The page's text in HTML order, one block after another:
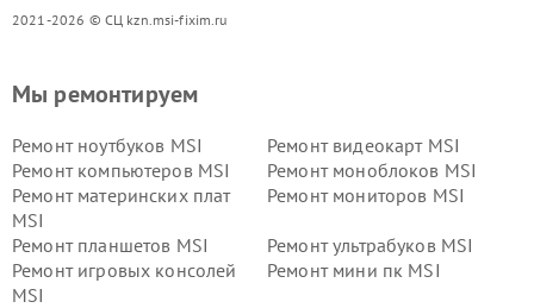
2021-2026 © СЦ kzn.msi-fixim.ru
Мы ремонтируем
Ремонт ноутбуков MSI
Ремонт видеокарт MSI
Ремонт компьютеров MSI
Ремонт моноблоков MSI
Ремонт материнских плат
MSI
Ремонт мониторов MSI
Ремонт планшетов MSI
Ремонт ультрабуков MSI
Ремонт игровых консолей
MSI
Ремонт мини пк MSI